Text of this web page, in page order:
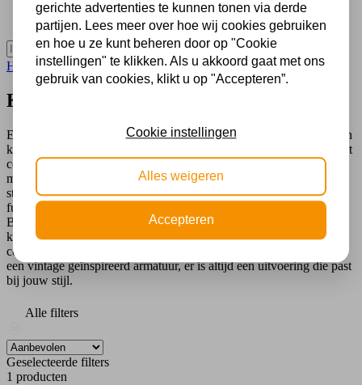
Onze winkel
Home Binnenverlichting Wandlampen Koperen wandlamp
Koperen wandlamp
Een koperen wandlamp is een echte sfeermaker die luxe, warmte en
karakter toevoegt aan je interieur. Koper is tijdloos en veelzijdig: het
combineert elegantie met een natuurlijke glans en past in zowel
moderne als klassieke interieurs. Door de unieke kleur en het
stijlvolle materiaalgebruik is een wandlamp in koper niet alleen een
functionele lichtbron, maar ook een decoratief pronkstuk.
Bij Lampenhuis.nl vind je een zorgvuldig samengestelde collectie
koperen wandlampen die design, kwaliteit en sfeer perfect
combineren. Of je nu op zoek bent naar een strak modern model of
een vintage geïnspireerd armatuur, er is altijd een uitvoering die past
bij jouw stijl.
Alle filters
Geselecteerde filters
1 producten
gerichte advertenties te kunnen tonen via derde
partijen. Lees meer over hoe wij cookies gebruiken
en hoe u ze kunt beheren door op "Cookie
instellingen" te klikken. Als u akkoord gaat met ons
gebruik van cookies, klikt u op "Accepteren”.
Cookie instellingen
Alles weigeren
Accepteren